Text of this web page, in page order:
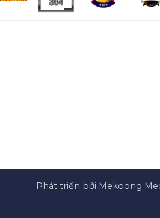
Phát triển bởi Mekoong